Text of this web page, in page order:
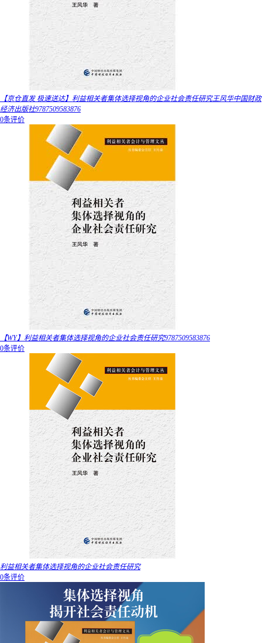
【京仓直发 极速送达】利益相关者集体选择视角的企业社会责任研究王风华中国财政
经济出版社9787509583876
0条评价
【WY】利益相关者集体选择视角的企业社会责任研究9787509583876
0条评价
利益相关者集体选择视角的企业社会责任研究
0条评价